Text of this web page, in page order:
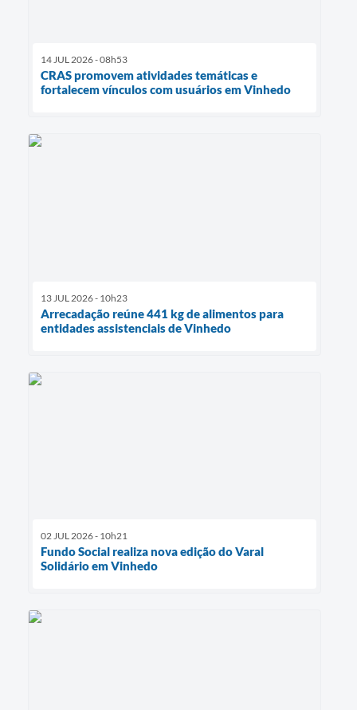
14 JUL 2026 - 08h53
CRAS promovem atividades temáticas e
fortalecem vínculos com usuários em Vinhedo
13 JUL 2026 - 10h23
Arrecadação reúne 441 kg de alimentos para
entidades assistenciais de Vinhedo
02 JUL 2026 - 10h21
Fundo Social realiza nova edição do Varal
Solidário em Vinhedo